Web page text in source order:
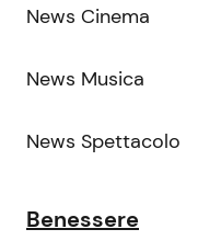
News Cinema
News Musica
News Spettacolo
Benessere